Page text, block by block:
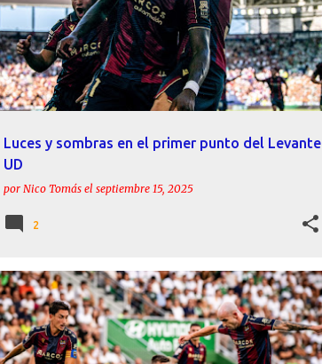
Luces y sombras en el primer punto del Levante
UD
por Nico Tomás el septiembre 15, 2025
IVÁN ROMERO +
LEVANTE UD
2
ACTUALIDAD BETIS LEVANTE UD PREVIAS